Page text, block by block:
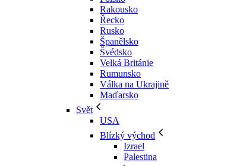
Rakousko
Řecko
Rusko
Španělsko
Švédsko
Velká Británie
Rumunsko
Válka na Ukrajině
Maďarsko
Svět
USA
Blízký východ
Izrael
Palestina